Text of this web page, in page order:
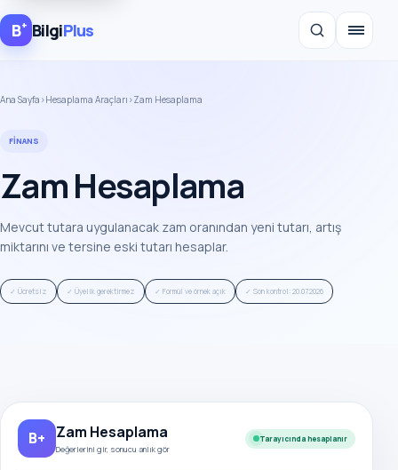
B+ BilgiPlus
Ana Sayfa ›Hesaplama Araçları ›Zam Hesaplama
FINANS
Zam Hesaplama
Mevcut tutara uygulanacak zam oranından yeni tutarı, artış
miktarını ve tersine eski tutarı hesaplar.
✓ Ücretsiz ✓ Üyelik gerektirmez ✓ Formül ve örnek açık ✓ Son kontrol: 20.07.2026
B+ Zam Hesaplama
Değerlerini gir, sonucu anlık gör
Tarayıcında hesaplanır